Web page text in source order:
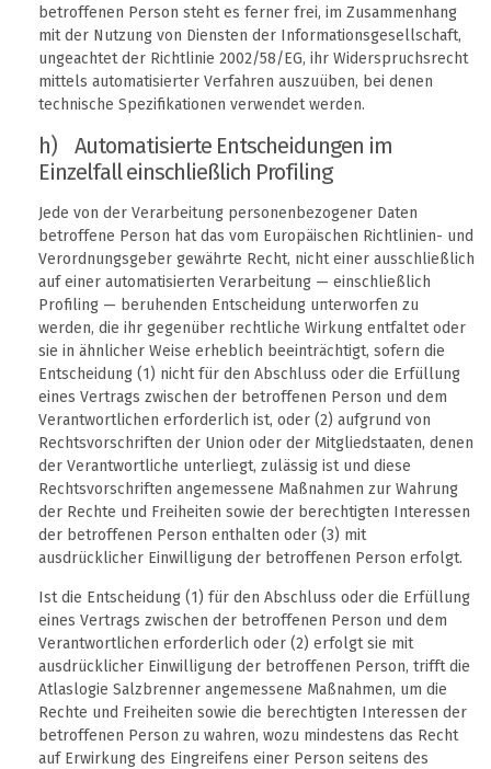
betroffenen Person steht es ferner frei, im Zusammenhang
mit der Nutzung von Diensten der Informationsgesellschaft,
ungeachtet der Richtlinie 2002/58/EG, ihr Widerspruchsrecht
mittels automatisierter Verfahren auszuüben, bei denen
technische Spezifikationen verwendet werden.
h) Automatisierte Entscheidungen im
Einzelfall einschließlich Profiling
Jede von der Verarbeitung personenbezogener Daten
betroffene Person hat das vom Europäischen Richtlinien- und
Verordnungsgeber gewährte Recht, nicht einer ausschließlich
auf einer automatisierten Verarbeitung — einschließlich
Profiling — beruhenden Entscheidung unterworfen zu
werden, die ihr gegenüber rechtliche Wirkung entfaltet oder
sie in ähnlicher Weise erheblich beeinträchtigt, sofern die
Entscheidung (1) nicht für den Abschluss oder die Erfüllung
eines Vertrags zwischen der betroffenen Person und dem
Verantwortlichen erforderlich ist, oder (2) aufgrund von
Rechtsvorschriften der Union oder der Mitgliedstaaten, denen
der Verantwortliche unterliegt, zulässig ist und diese
Rechtsvorschriften angemessene Maßnahmen zur Wahrung
der Rechte und Freiheiten sowie der berechtigten Interessen
der betroffenen Person enthalten oder (3) mit
ausdrücklicher Einwilligung der betroffenen Person erfolgt.
Ist die Entscheidung (1) für den Abschluss oder die Erfüllung
eines Vertrags zwischen der betroffenen Person und dem
Verantwortlichen erforderlich oder (2) erfolgt sie mit
ausdrücklicher Einwilligung der betroffenen Person, trifft die
Atlaslogie Salzbrenner angemessene Maßnahmen, um die
Rechte und Freiheiten sowie die berechtigten Interessen der
betroffenen Person zu wahren, wozu mindestens das Recht
auf Erwirkung des Eingreifens einer Person seitens des